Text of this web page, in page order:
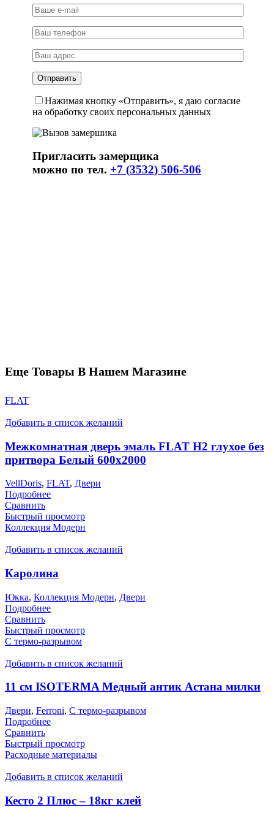
Нажимая кнопку «Отправить», я даю согласие
на обработку своих персональных данных
Пригласить замерщика
можно по тел. +7 (3532) 506-506
Еще Товары В Нашем Магазине
FLAT
Добавить в список желаний
Межкомнатная дверь эмаль FLAT H2 глухое без
притвора Белый 600х2000
VellDoris, FLAT, Двери
Подробнее
Сравнить
Быстрый просмотр
Коллекция Модерн
Добавить в список желаний
Каролина
Юкка, Коллекция Модерн, Двери
Подробнее
Сравнить
Быстрый просмотр
С термо-разрывом
Добавить в список желаний
11 см ISOTERMA Медный антик Астана милки
Двери, Ferroni, С термо-разрывом
Подробнее
Сравнить
Быстрый просмотр
Расходные материалы
Добавить в список желаний
Кесто 2 Плюс – 18кг клей